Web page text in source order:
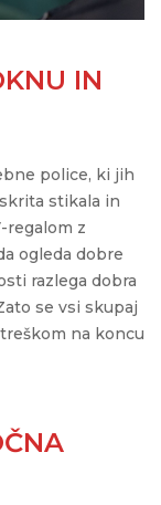
IN
police, ki jih
stikala in
regalom z
ogleda dobre
razlega dobra
se vsi skupaj
na koncu